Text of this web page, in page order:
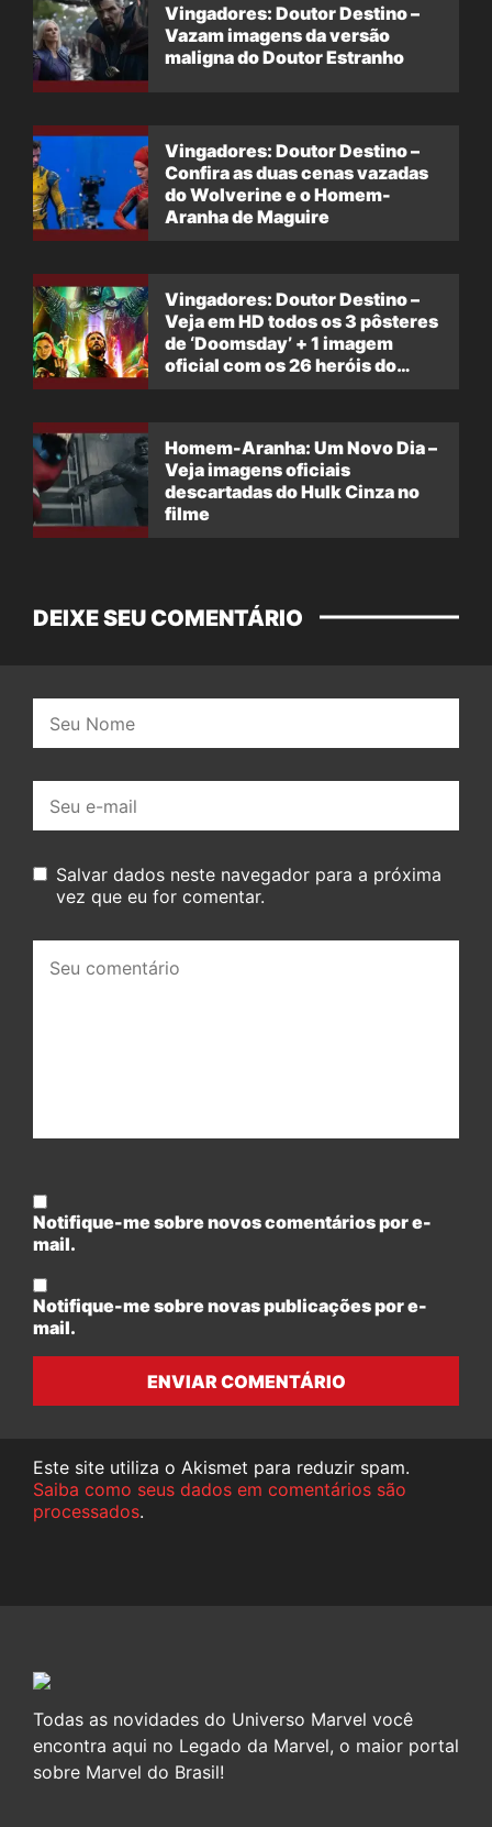
Vingadores: Doutor Destino –
Vazam imagens da versão
maligna do Doutor Estranho
Vingadores: Doutor Destino –
Confira as duas cenas vazadas
do Wolverine e o Homem-
Aranha de Maguire
Vingadores: Doutor Destino –
Veja em HD todos os 3 pôsteres
de ‘Doomsday’ + 1 imagem
oficial com os 26 heróis do
Homem-Aranha: Um Novo Dia –
Veja imagens oficiais
descartadas do Hulk Cinza no
filme
DEIXE SEU COMENTÁRIO
mail:
Salvar dados neste navegador para a próxima
vez que eu for comentar.
comentário:
Notifique-me sobre novos comentários por e-
mail.
Notifique-me sobre novas publicações por e-
mail.
ENVIAR COMENTÁRIO
Este site utiliza o Akismet para reduzir spam.
Saiba como seus dados em comentários são
processados.
Todas as novidades do Universo Marvel você
encontra aqui no Legado da Marvel, o maior portal
sobre Marvel do Brasil!